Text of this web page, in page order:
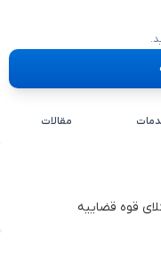
مقالات
قوه قضاییه